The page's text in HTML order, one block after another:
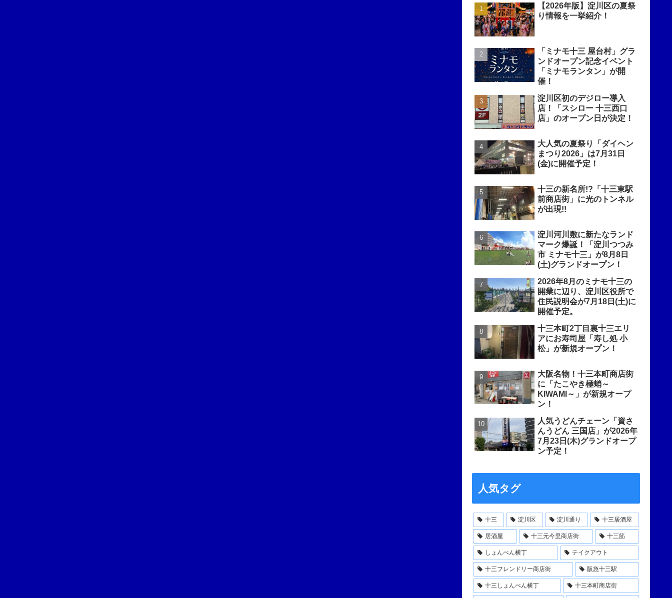
【2026年版】淀川区の夏祭
り情報を一挙紹介！
「ミナモ十三 屋台村」グラ
ンドオープン記念イベント
「ミナモランタン」が開
催！
淀川区初のデジロー導入
店！「スシロー 十三西口
店」のオープン日が決定！
大人気の夏祭り「ダイヘン
まつり2026」は7月31日
(金)に開催予定！
十三の新名所!?「十三東駅
前商店街」に光のトンネル
が出現!!
淀川河川敷に新たなランド
マーク爆誕！「淀川つつみ
市 ミナモ十三」が8月8日
(土)グランドオープン！
2026年8月のミナモ十三の
開業に辺り、淀川区役所で
住民説明会が7月18日(土)に
開催予定。
十三本町2丁目裏十三エリ
アにお寿司屋「寿し処 小
松」が新規オープン！
大阪名物！十三本町商店街
に「たこやき極蛸～
KIWAMI～」が新規オープ
ン！
人気うどんチェーン「資さ
んうどん 三国店」が2026年
7月23日(木)グランドオープ
ン予定！
人気タグ
十三 淀川区 淀川通り 十三居酒屋
居酒屋 十三元今里商店街 十三筋
しょんべん横丁 テイクアウト
十三フレンドリー商店街 阪急十三駅
十三しょんべん横丁 十三本町商店街